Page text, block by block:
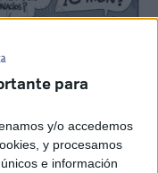
para
y/o accedemos
y procesamos
e información